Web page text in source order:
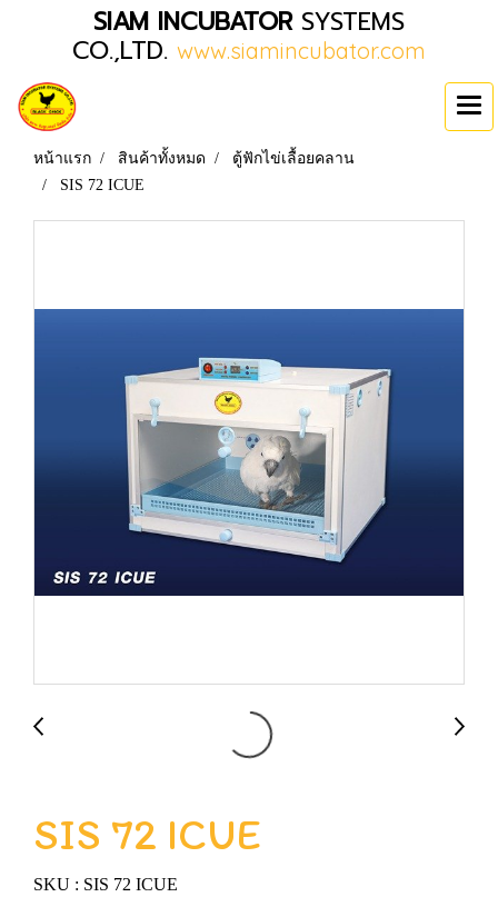
SIAM INCUBATORSYSTEMS
CO.,LTD. www.siamincubator.com
หน้าแรก สินค้าทั้งหมด
ตู้ฟักไข่เลื้อยคลาน
SIS 72 ICUE
SIS 72 ICUE
SKU : SIS 72 ICUE